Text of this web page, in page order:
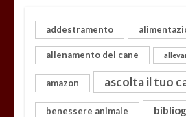
addestramento
allenamento del cane
amazon ascolta il tuo
benessere animale